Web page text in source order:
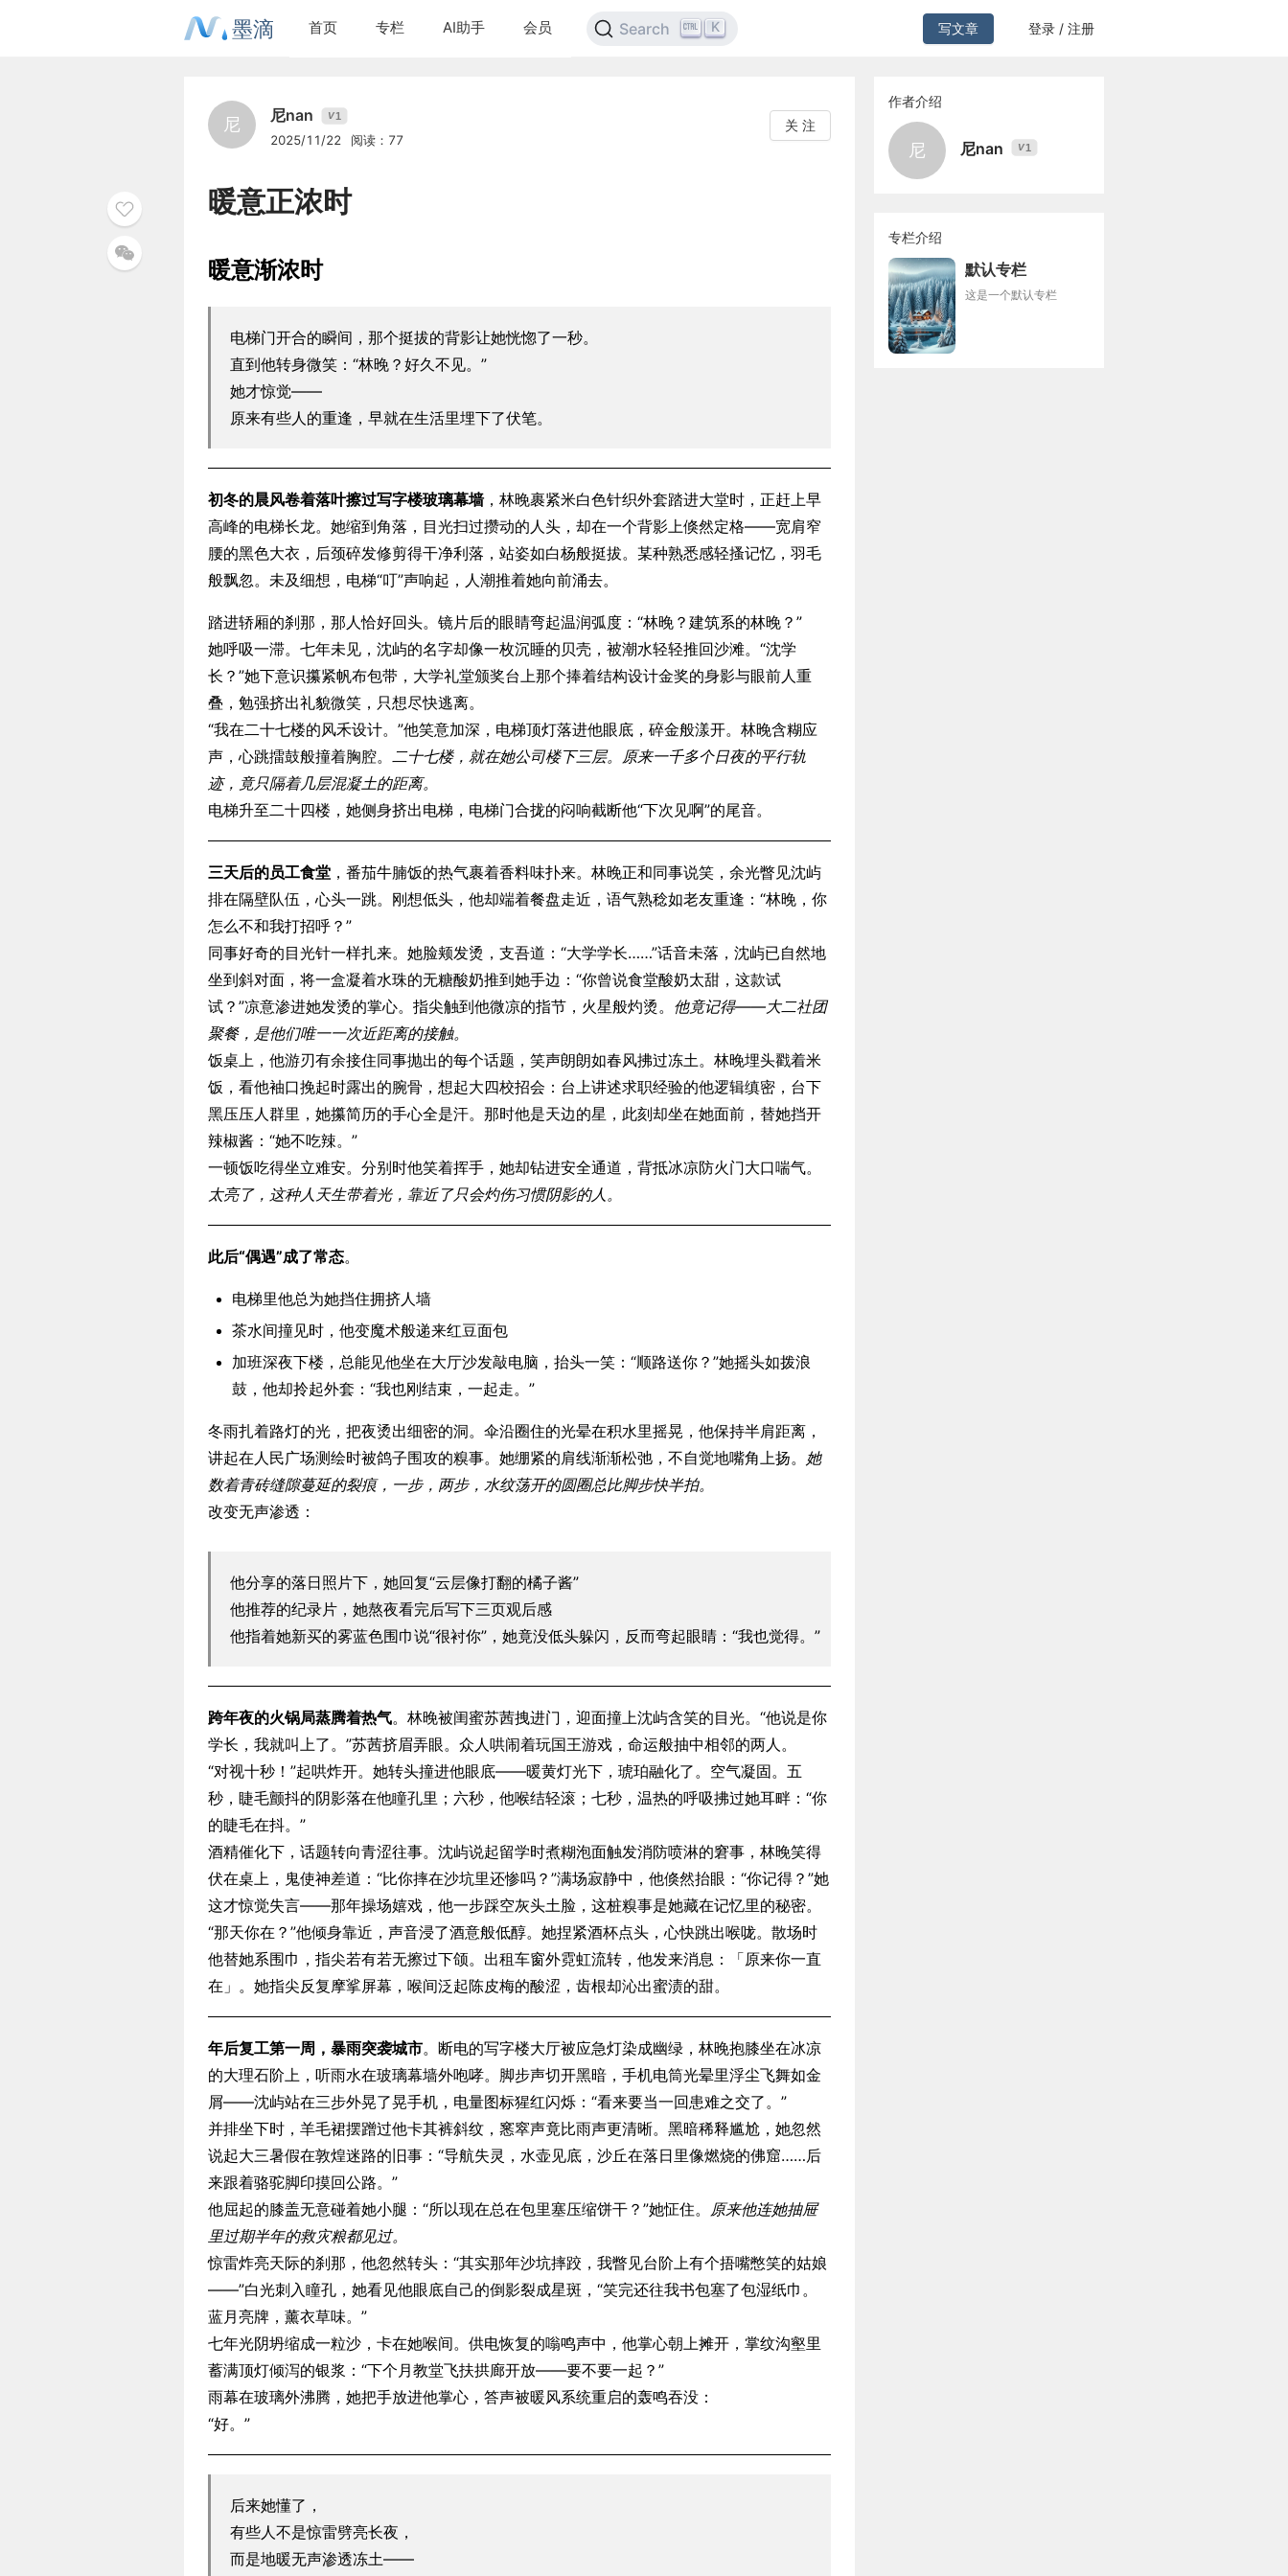
墨滴 首页 专栏 AI助手 会员 Search K 写文章 登录 / 注册
尼 尼nan V1
2025/11/22 阅读：77
关 注
暖意正浓时
暖意渐浓时
电梯门开合的瞬间，那个挺拔的背影让她恍惚了一秒。
直到他转身微笑：“林晚？好久不见。”
她才惊觉——
原来有些人的重逢，早就在生活里埋下了伏笔。
初冬的晨风卷着落叶擦过写字楼玻璃幕墙，林晚裹紧米白色针织外套踏进大堂时，正赶上早
高峰的电梯长龙。她缩到角落，目光扫过攒动的人头，却在一个背影上倏然定格——宽肩窄
腰的黑色大衣，后颈碎发修剪得干净利落，站姿如白杨般挺拔。某种熟悉感轻搔记忆，羽毛
般飘忽。未及细想，电梯“叮”声响起，人潮推着她向前涌去。
踏进轿厢的刹那，那人恰好回头。镜片后的眼睛弯起温润弧度：“林晚？建筑系的林晚？”
她呼吸一滞。七年未见，沈屿的名字却像一枚沉睡的贝壳，被潮水轻轻推回沙滩。“沈学
长？”她下意识攥紧帆布包带，大学礼堂颁奖台上那个捧着结构设计金奖的身影与眼前人重
叠，勉强挤出礼貌微笑，只想尽快逃离。
“我在二十七楼的风禾设计。”他笑意加深，电梯顶灯落进他眼底，碎金般漾开。林晚含糊应
声，心跳擂鼓般撞着胸腔。 二十七楼，就在她公司楼下三层。原来一千多个日夜的平行轨
迹，竟只隔着几层混凝土的距离。
电梯升至二十四楼，她侧身挤出电梯，电梯门合拢的闷响截断他“下次见啊”的尾音。
三天后的员工食堂 ，番茄牛腩饭的热气裹着香料味扑来。林晚正和同事说笑，余光瞥见沈屿
排在隔壁队伍，心头一跳。刚想低头，他却端着餐盘走近，语气熟稔如老友重逢：“林晚，你
怎么不和我打招呼？”
同事好奇的目光针一样扎来。她脸颊发烫，支吾道：“大学学长……”话音未落，沈屿已自然地
坐到斜对面，将一盒凝着水珠的无糖酸奶推到她手边：“你曾说食堂酸奶太甜，这款试
试？”凉意渗进她发烫的掌心。指尖触到他微凉的指节，火星般灼烫。 他竟记得——大二社团
聚餐，是他们唯一一次近距离的接触。
饭桌上，他游刃有余接住同事抛出的每个话题，笑声朗朗如春风拂过冻土。林晚埋头戳着米
饭，看他袖口挽起时露出的腕骨，想起大四校招会：台上讲述求职经验的他逻辑缜密，台下
黑压压人群里，她攥简历的手心全是汗。那时他是天边的星，此刻却坐在她面前，替她挡开
辣椒酱：“她不吃辣。”
一顿饭吃得坐立难安。分别时他笑着挥手，她却钻进安全通道，背抵冰凉防火门大口喘气。
太亮了，这种人天生带着光，靠近了只会灼伤习惯阴影的人。
此后“偶遇”成了常态。
电梯里他总为她挡住拥挤人墙
茶水间撞见时，他变魔术般递来红豆面包
加班深夜下楼，总能见他坐在大厅沙发敲电脑，抬头一笑：“顺路送你？”她摇头如拨浪
鼓，他却拎起外套：“我也刚结束，一起走。”
冬雨扎着路灯的光，把夜烫出细密的洞。伞沿圈住的光晕在积水里摇晃，他保持半肩距离，
讲起在人民广场测绘时被鸽子围攻的糗事。她绷紧的肩线渐渐松弛，不自觉地嘴角上扬。 她
数着青砖缝隙蔓延的裂痕，一步，两步，水纹荡开的圆圈总比脚步快半拍。
改变无声渗透：
他分享的落日照片下，她回复“云层像打翻的橘子酱”
他推荐的纪录片，她熬夜看完后写下三页观后感
他指着她新买的雾蓝色围巾说“很衬你”，她竟没低头躲闪，反而弯起眼睛：“我也觉得。”
跨年夜的火锅局蒸腾着热气。林晚被闺蜜苏茜拽进门，迎面撞上沈屿含笑的目光。“他说是你
学长，我就叫上了。”苏茜挤眉弄眼。众人哄闹着玩国王游戏，命运般抽中相邻的两人。
“对视十秒！”起哄炸开。她转头撞进他眼底——暖黄灯光下，琥珀融化了。空气凝固。五
秒，睫毛颤抖的阴影落在他瞳孔里；六秒，他喉结轻滚；七秒，温热的呼吸拂过她耳畔：“你
的睫毛在抖。”
酒精催化下，话题转向青涩往事。沈屿说起留学时煮糊泡面触发消防喷淋的窘事，林晚笑得
伏在桌上，鬼使神差道：“比你摔在沙坑里还惨吗？”满场寂静中，他倏然抬眼：“你记得？”她
这才惊觉失言——那年操场嬉戏，他一步踩空灰头土脸，这桩糗事是她藏在记忆里的秘密。
“那天你在？”他倾身靠近，声音浸了酒意般低醇。她捏紧酒杯点头，心快跳出喉咙。散场时
他替她系围巾，指尖若有若无擦过下颌。出租车窗外霓虹流转，他发来消息：「原来你一直
在」。她指尖反复摩挲屏幕，喉间泛起陈皮梅的酸涩，齿根却沁出蜜渍的甜。
年后复工第一周，暴雨突袭城市。断电的写字楼大厅被应急灯染成幽绿，林晚抱膝坐在冰凉
的大理石阶上，听雨水在玻璃幕墙外咆哮。脚步声切开黑暗，手机电筒光晕里浮尘飞舞如金
屑——沈屿站在三步外晃了晃手机，电量图标猩红闪烁：“看来要当一回患难之交了。”
并排坐下时，羊毛裙摆蹭过他卡其裤斜纹，窸窣声竟比雨声更清晰。黑暗稀释尴尬，她忽然
说起大三暑假在敦煌迷路的旧事：“导航失灵，水壶见底，沙丘在落日里像燃烧的佛窟……后
来跟着骆驼脚印摸回公路。”
他屈起的膝盖无意碰着她小腿：“所以现在总在包里塞压缩饼干？”她怔住。 原来他连她抽屉
里过期半年的救灾粮都见过。
惊雷炸亮天际的刹那，他忽然转头：“其实那年沙坑摔跤，我瞥见台阶上有个捂嘴憋笑的姑娘
——”白光刺入瞳孔，她看见他眼底自己的倒影裂成星斑，“笑完还往我书包塞了包湿纸巾。
蓝月亮牌，薰衣草味。”
七年光阴坍缩成一粒沙，卡在她喉间。供电恢复的嗡鸣声中，他掌心朝上摊开，掌纹沟壑里
蓄满顶灯倾泻的银浆：“下个月教堂飞扶拱廊开放——要不要一起？”
雨幕在玻璃外沸腾，她把手放进他掌心，答声被暖风系统重启的轰鸣吞没：
“好。”
后来她懂了，
有些人不是惊雷劈亮长夜，
而是地暖无声渗透冻土——
作者介绍
尼 尼nan V1
专栏介绍
默认专栏
这是一个默认专栏